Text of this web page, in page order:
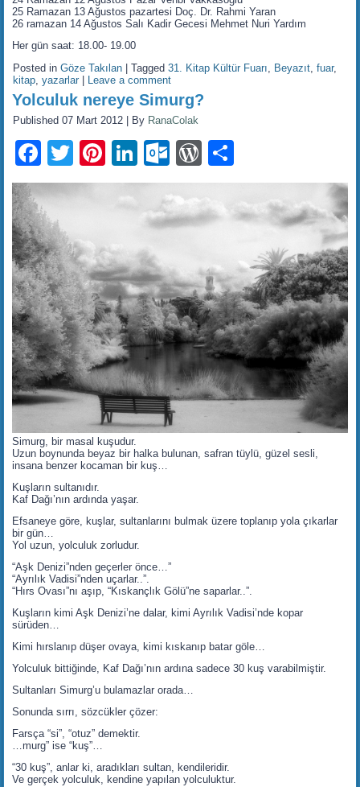
25 Ramazan 13 Ağustos pazartesi Doç. Dr. Rahmi Yaran
26 ramazan 14 Ağustos Salı Kadir Gecesi Mehmet Nuri Yardım
Her gün saat: 18.00- 19.00
Posted in Göze Takılan |Tagged 31. Kitap Kültür Fuarı, Beyazıt,fuar,
kitap,yazarlar Leave a comment
Yolculuk nereye Simurg?
Published 07 Mart 2012 By RanaColak
Facebook
TwitterPinterest
LinkedIn
Outlook.com
WordPress
Simurg, bir masal kuşudur.
Uzun boynunda beyaz bir halka bulunan, safran tüylü, güzel sesli,
insana benzer kocaman bir kuş…
Kuşların sultanıdır.
Kaf Dağı’nın ardında yaşar.
Efsaneye göre, kuşlar, sultanlarını bulmak üzere toplanıp yola çıkarlar
bir gün…
Yol uzun, yolculuk zorludur.
“Aşk Denizi”nden geçerler önce…”
“Ayrılık Vadisi”nden uçarlar..”.
“Hırs Ovası”nı aşıp, “Kıskançlık Gölü”ne saparlar..”.
Kuşların kimi Aşk Denizi’ne dalar, kimi Ayrılık Vadisi’nde kopar
sürüden…
Kimi hırslanıp düşer ovaya, kimi kıskanıp batar göle…
Yolculuk bittiğinde, Kaf Dağı’nın ardına sadece 30 kuş varabilmiştir.
Sultanları Simurg’u bulamazlar orada…
Sonunda sırrı, sözcükler çözer:
Farsça “si”, “otuz” demektir.
…murg” ise “kuş”…
“30 kuş”, anlar ki, aradıkları sultan, kendileridir.
Ve gerçek yolculuk, kendine yapılan yolculuktur.